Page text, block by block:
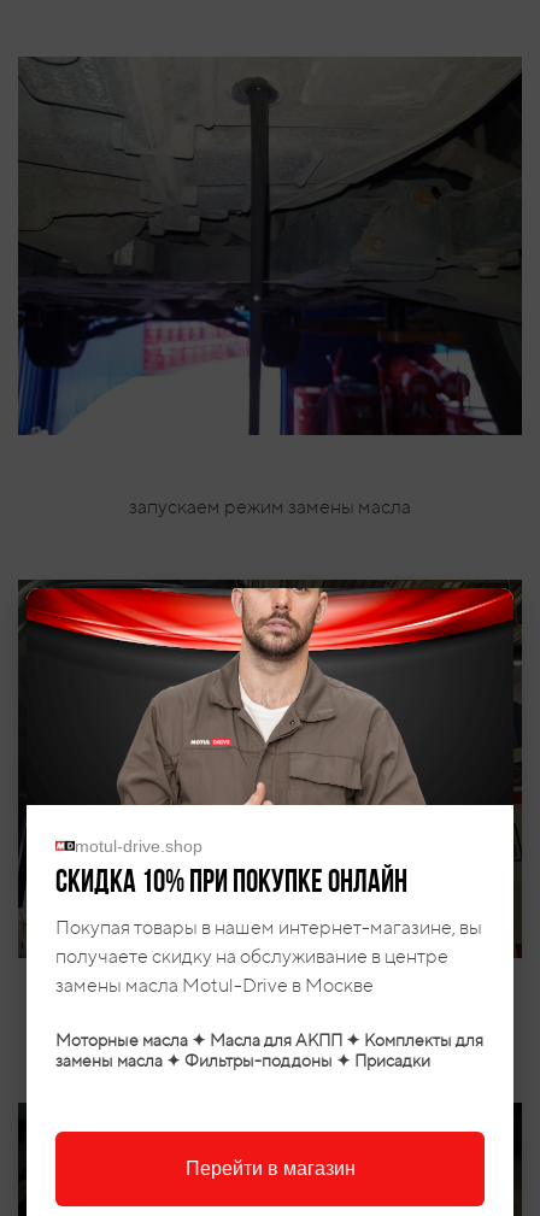
запускаем режим замены масла
выставляем уровень
motul-drive.shop
Скидка 10% при покупке онлайн
Покупая товары в нашем интернет-магазине, вы
получаете скидку на обслуживание в центре
замены масла Motul-Drive в Москве
Моторные масла ✦ Масла для АКПП ✦ Комплекты для
замены масла ✦ Фильтры-поддоны ✦ Присадки
Перейти в магазин